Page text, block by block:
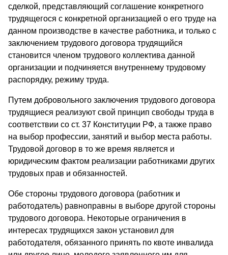
сделкой, представляющий соглашение конкретного
трудящегося с конкретной организацией о его труде на
данном производстве в качестве работника, и только с
заключением трудового договора трудящийся
становится членом трудового коллектива данной
организации и подчиняется внутреннему трудовому
распорядку, режиму труда.
Путем добровольного заключения трудового договора
трудящиеся реализуют свой принцип свободы труда в
соответствии со ст. 37 Конституции РФ, а также право
на выбор профессии, занятий и выбор места работы.
Трудовой договор в то же время является и
юридическим фактом реализации работниками других
трудовых прав и обязанностей.
Обе стороны трудового договора (работник и
работодатель) равноправны в выборе другой стороны
трудового договора. Некоторые ограничения в
интересах трудящихся закон установил для
работодателя, обязанного принять по квоте инвалида